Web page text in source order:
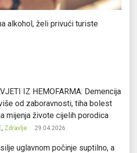
potrošeno 26 miliona maraka
IZ HEMOFARMA: Demencija
od zaboravnosti, tiha bolest
mijenja živote cijelih porodica
, Zdravlje 29.04.2026.
uglavnom počinje suptilno, a